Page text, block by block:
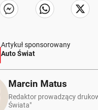
Artykuł sponsorowany
Auto Świat
Marcin Matus
Redaktor prowadzący
Świata"